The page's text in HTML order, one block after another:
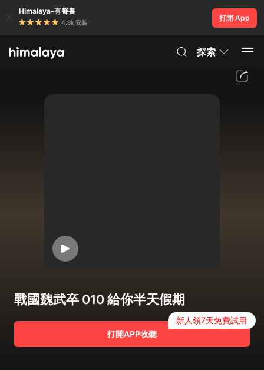
Himalaya-有聲書
4.8k 安裝
打開 App
探索
戰國魏武卒 010 給你半天假期
打開APP收聽
新人領7天免費試用